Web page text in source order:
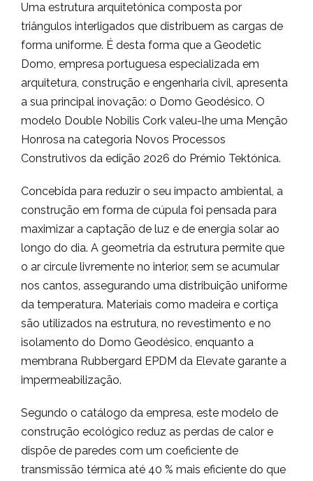
Uma estrutura arquitetónica composta por
triângulos interligados que distribuem as cargas de
forma uniforme. É desta forma que a Geodetic
Domo, empresa portuguesa especializada em
arquitetura, construção e engenharia civil, apresenta
a sua principal inovação: o Domo Geodésico. O
modelo Double Nobilis Cork valeu-lhe uma Menção
Honrosa na categoria Novos Processos
Construtivos da edição 2026 do Prémio Tektónica.
Concebida para reduzir o seu impacto ambiental, a
construção em forma de cúpula foi pensada para
maximizar a captação de luz e de energia solar ao
longo do dia. A geometria da estrutura permite que
o ar circule livremente no interior, sem se acumular
nos cantos, assegurando uma distribuição uniforme
da temperatura. Materiais como madeira e cortiça
são utilizados na estrutura, no revestimento e no
isolamento do Domo Geodésico, enquanto a
membrana Rubbergard EPDM da Elevate garante a
impermeabilização.
Segundo o catálogo da empresa, este modelo de
construção ecológico reduz as perdas de calor e
dispõe de paredes com um coeficiente de
transmissão térmica até 40 % mais eficiente do que